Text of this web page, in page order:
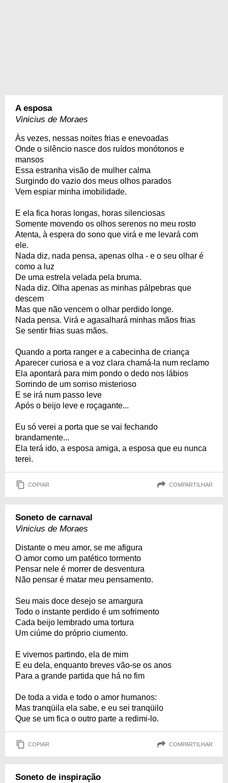
A esposa
Vinicius de Moraes
Às vezes, nessas noites frias e enevoadas
Onde o silêncio nasce dos ruídos monótonos e
mansos
Essa estranha visão de mulher calma
Surgindo do vazio dos meus olhos parados
Vem espiar minha imobilidade.
E ela fica horas longas, horas silenciosas
Somente movendo os olhos serenos no meu rosto
Atenta, à espera do sono que virá e me levará com
ele.
Nada diz, nada pensa, apenas olha - e o seu olhar é
como a luz
De uma estrela velada pela bruma.
Nada diz. Olha apenas as minhas pálpebras que
descem
Mas que não vencem o olhar perdido longe.
Nada pensa. Virá e agasalhará minhas mãos frias
Se sentir frias suas mãos.
Quando a porta ranger e a cabecinha de criança
Aparecer curiosa e a voz clara chamá-la num reclamo
Ela apontará para mim pondo o dedo nos lábios
Sorrindo de um sorriso misterioso
E se irá num passo leve
Após o beijo leve e roçagante...
Eu só verei a porta que se vai fechando
brandamente...
Ela terá ido, a esposa amiga, a esposa que eu nunca
terei.
COPIAR COMPARTILHAR
Soneto de carnaval
Vinicius de Moraes
Distante o meu amor, se me afigura
O amor como um patético tormento
Pensar nele é morrer de desventura
Não pensar é matar meu pensamento.
Seu mais doce desejo se amargura
Todo o instante perdido é um sofrimento
Cada beijo lembrado uma tortura
Um ciúme do próprio ciumento.
E vivemos partindo, ela de mim
E eu dela, enquanto breves vão-se os anos
Para a grande partida que há no fim
De toda a vida e todo o amor humanos:
Mas tranqüila ela sabe, e eu sei tranqüilo
Que se um fica o outro parte a redimi-lo.
COPIAR COMPARTILHAR
Soneto de inspiração